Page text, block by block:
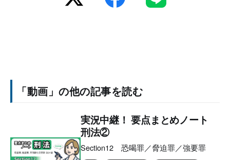
「動画」の他の記事を読む
実況中継！ 要点まとめノート
刑法②
Section12 恐喝罪／脅迫罪／強要罪